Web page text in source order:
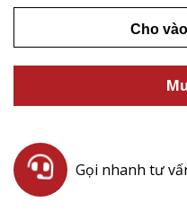
Cho
Gọi nhanh tư